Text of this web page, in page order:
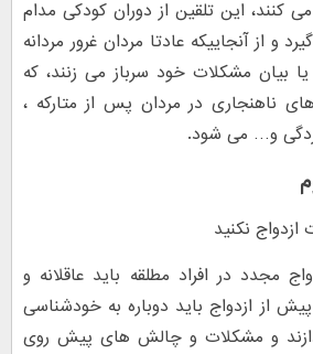
کنند، این تلقین از دوران کودکی مدام
و از آنجاییکه عادتا مردان غرور مردانه
بیان مشکلات خود سرباز می زنند، که
ناهنجاری در مردان پس از متارکه ،
و… می شود.
ازدواج نکنید
مجدد در افراد مطلقه باید عاقلانه و
از ازدواج باید دوباره به خودشناسی
و مشکلات و چالش های پیش روی